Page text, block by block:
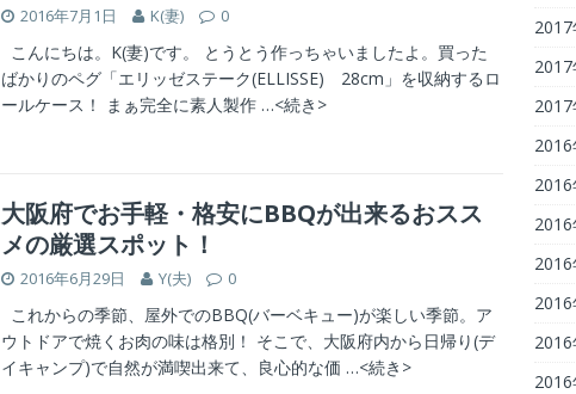
2016年7月1日 K(妻) 0
こんにちは。K(妻)です。 とうとう作っちゃいましたよ。買った
ばかりのペグ「エリッゼステーク(ELLISSE) 28cm」を収納するロ
ールケース！ まぁ完全に素人製作 …<続き>
大阪府でお手軽・格安にBBQが出来るおスス
メの厳選スポット！
2016年6月29日 Y(夫) 0
これからの季節、屋外でのBBQ(バーベキュー)が楽しい季節。ア
ウトドアで焼くお肉の味は格別！ そこで、大阪府内から日帰り(デ
イキャンプ)で自然が満喫出来て、良心的な価 …<続き>